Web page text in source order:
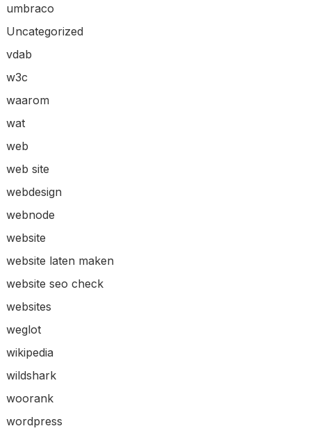
umbraco
Uncategorized
vdab
w3c
waarom
wat
web
web site
webdesign
webnode
website
website laten maken
website seo check
websites
weglot
wikipedia
wildshark
woorank
wordpress